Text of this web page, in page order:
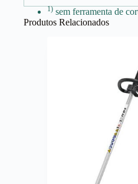
1) sem ferramenta de
Produtos Relacionados